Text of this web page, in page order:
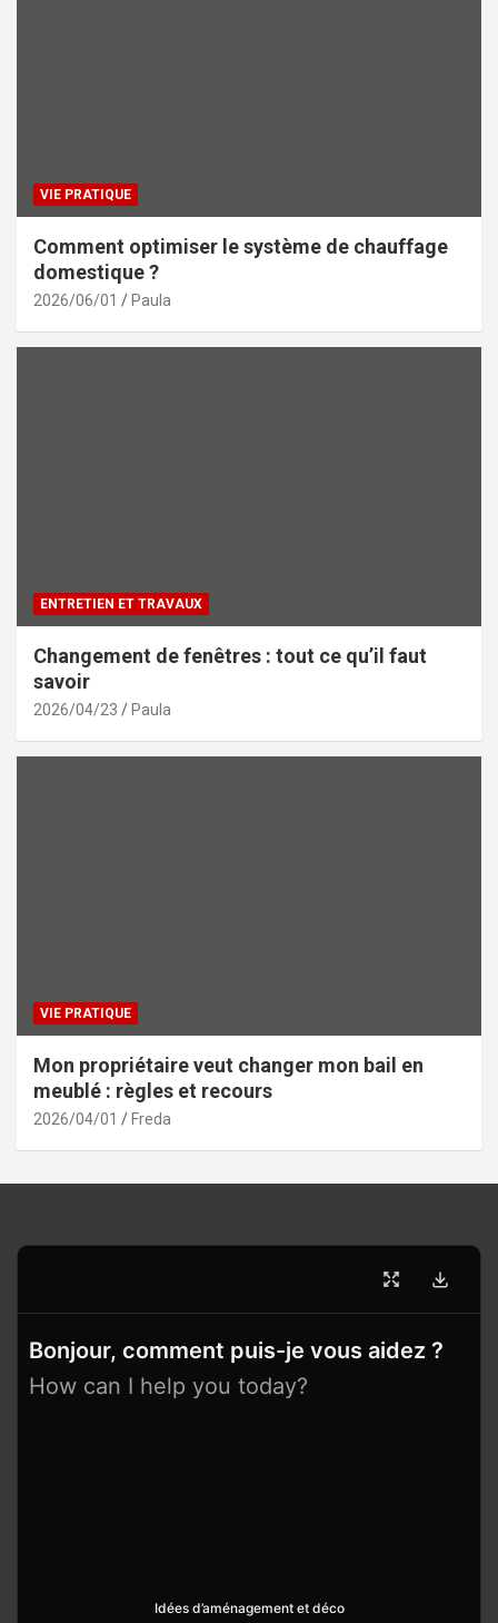
VIE PRATIQUE
Comment optimiser le système de chauffage
domestique ?
2026/06/01 Paula
ENTRETIEN ET TRAVAUX
Changement de fenêtres : tout ce qu’il faut
savoir
2026/04/23 Paula
VIE PRATIQUE
Mon propriétaire veut changer mon bail en
meublé : règles et recours
2026/04/01 Freda
Bonjour, comment puis-je vous aidez ?
How can I help you today?
Idées d’aménagement et déco